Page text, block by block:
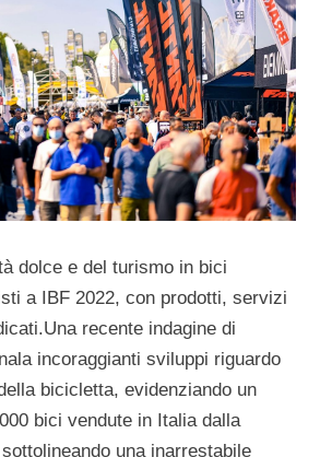
dolce e del turismo in bici
a IBF 2022, con prodotti, servizi
recente indagine di
incoraggianti sviluppi riguardo
bicicletta, evidenziando un
bici vendute in Italia dalla
una inarrestabile